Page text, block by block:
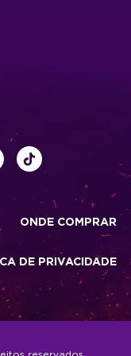
ONDE COMPRAR
DE PRIVACIDADE